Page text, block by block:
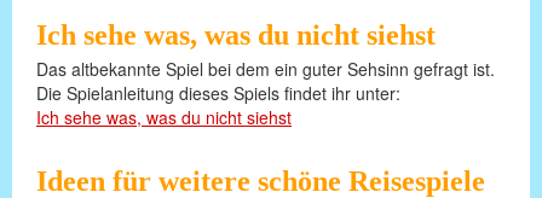
Ich sehe was, was du nicht siehst
Das altbekannte Spiel bei dem ein guter Sehsinn gefragt ist.
Die Spielanleitung dieses Spiels findet ihr unter:
Ich sehe was, was du nicht siehst
Ideen für weitere schöne Reisespiele